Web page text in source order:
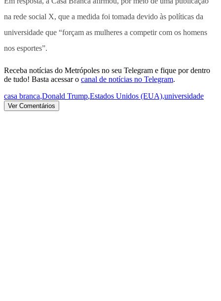
na rede social X, que a medida foi tomada devido às políticas da
universidade que “forçam as mulheres a competir com os homens
nos esportes”.
Receba notícias do Metrópoles no seu Telegram e fique por dentro
de tudo! Basta acessar o canal de notícias no Telegram.
casa branca,Donald Trump,Estados Unidos (EUA),universidade
Ver Comentários